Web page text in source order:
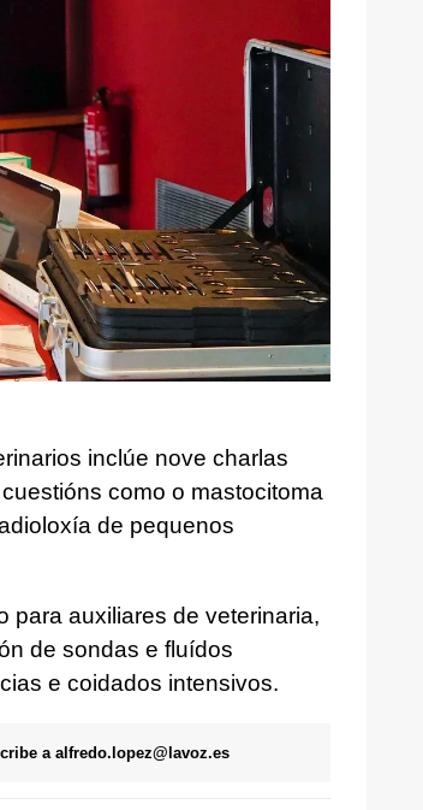
inclúe nove charlas
como o mastocitoma
de pequenos
para auxiliares de veterinaria,
de sondas e fluídos
e coidados intensivos.
a alfredo.lopez@lavoz.es